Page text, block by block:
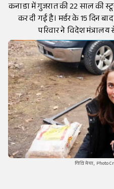
कनाडा में गुजरात की 22 साल की
कर दी गई है। मर्डर के 15 दिन
परिवार ने विदेश
विधि मेघा, Photo